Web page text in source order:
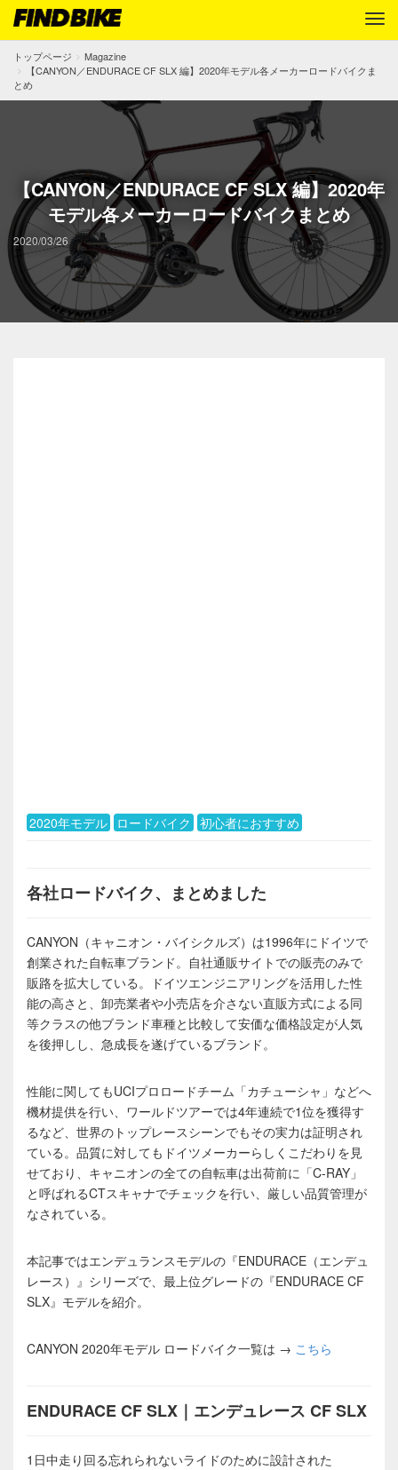
トップページ
Magazine
【CANYON／ENDURACE CF SLX 編】2020年モデル各メーカーロードバイクま
とめ
【CANYON／ENDURACE CF SLX 編】2020年
モデル各メーカーロードバイクまとめ
2020/03/26
2020年モデル ロードバイク 初心者におすすめ
各社ロードバイク、まとめました
CANYON（キャニオン・バイシクルズ）は1996年にドイツで
創業された自転車ブランド。自社通販サイトでの販売のみで
販路を拡大している。ドイツエンジニアリングを活用した性
能の高さと、卸売業者や小売店を介さない直販方式による同
等クラスの他ブランド車種と比較して安価な価格設定が人気
を後押しし、急成長を遂げているブランド。
性能に関してもUCIプロロードチーム「カチューシャ」などへ
機材提供を行い、ワールドツアーでは4年連続で1位を獲得す
るなど、世界のトップレースシーンでもその実力は証明され
ている。品質に対してもドイツメーカーらしくこだわりを見
せており、キャニオンの全ての自転車は出荷前に「C-RAY」
と呼ばれるCTスキャナでチェックを行い、厳しい品質管理が
なされている。
本記事ではエンデュランスモデルの『ENDURACE（エンデュ
レース）』シリーズで、最上位グレードの『ENDURACE CF
SLX』モデルを紹介。
CANYON 2020年モデル ロードバイク一覧は → こちら
ENDURACE CF SLX｜エンデュレース CF SLX
1日中走り回る忘れられないライドのために設計された